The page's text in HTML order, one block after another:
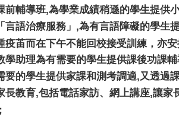
前輔導班,為學業成績稍遜的學生提供
言語治療服務」 ,為有言語障礙的學生
疫苖而在下午不能回校接受訓練，亦
學助理為有需要的學生提供課後功課輔
要的學生提供家課和測考調適,又透過
長教育,包括電話家訪、網上講座,讓家